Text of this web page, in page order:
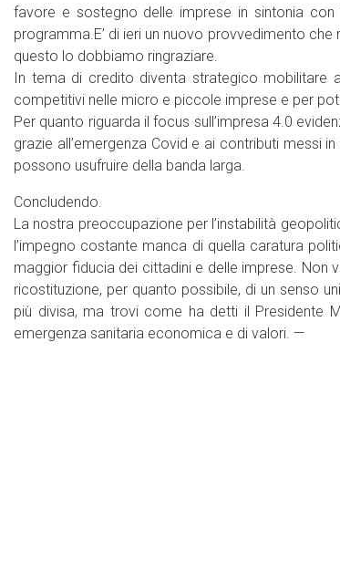
favore e sostegno delle imprese in sintonia
programma.E’ di ieri un nuovo provvedimento
questo lo dobbiamo ringraziare.
In tema di credito diventa strategico mobilitare
competitivi nelle micro e piccole imprese e per
Per quanto riguarda il focus sull’impresa 4.0
grazie all’emergenza Covid e ai contributi messi
possono usufruire della banda larga.
Concludendo.
La nostra preoccupazione per l’instabilità
l’impegno costante manca di quella caratura
maggior fiducia dei cittadini e delle imprese. Non
ricostituzione, per quanto possibile, di un senso
più divisa, ma trovi come ha detti il Presidente
emergenza sanitaria economica e di valori. —